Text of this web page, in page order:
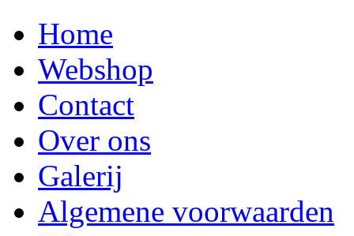
Home
Webshop
Contact
Over ons
Galerij
Algemene voorwaarden